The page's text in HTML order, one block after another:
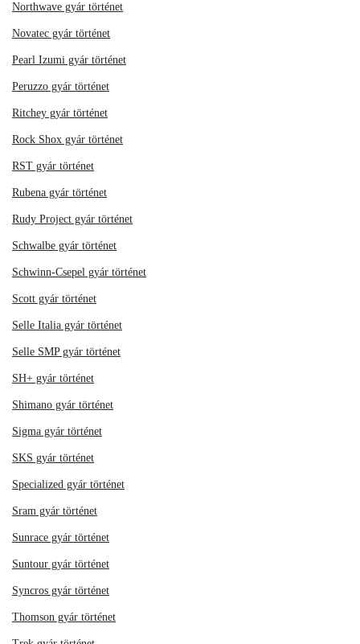
Northwave gyár történet
Novatec gyár történet
Pearl Izumi gyár történet
Peruzzo gyár történet
Ritchey gyár történet
Rock Shox gyár történet
RST gyár történet
Rubena gyár történet
Rudy Project gyár történet
Schwalbe gyár történet
Schwinn-Csepel gyár történet
Scott gyár történet
Selle Italia gyár történet
Selle SMP gyár történet
SH+ gyár történet
Shimano gyár történet
Sigma gyár történet
SKS gyár történet
Specialized gyár történet
Sram gyár történet
Sunrace gyár történet
Suntour gyár történet
Syncros gyár történet
Thomson gyár történet